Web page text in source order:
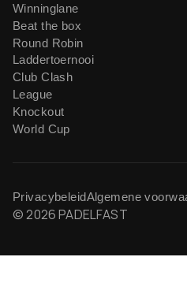
Winninglane
Beat the box
Round Robin
Laddertoernooi
Club Clash
League
Knockout
World Cup
© 2026 PADELFAST
PrivacybeleidAlgemene